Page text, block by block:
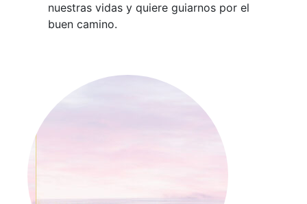
nuestras vidas y quiere guiarnos por el
buen camino.